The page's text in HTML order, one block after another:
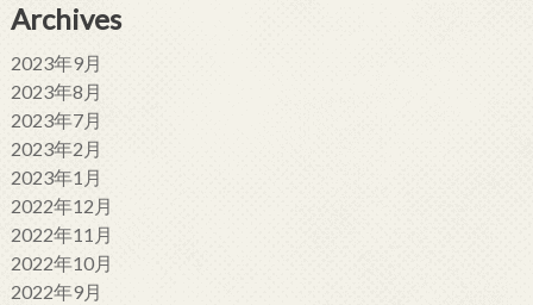
Archives
2023年9月
2023年8月
2023年7月
2023年2月
2023年1月
2022年12月
2022年11月
2022年10月
2022年9月